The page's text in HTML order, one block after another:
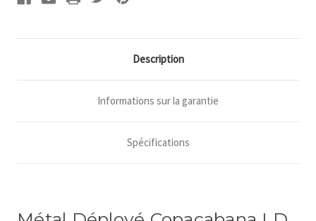
Acier
galvanisé
1
feuille
Acier
galvanisé
1
feuille
Description
Informations sur la garantie
Spécifications